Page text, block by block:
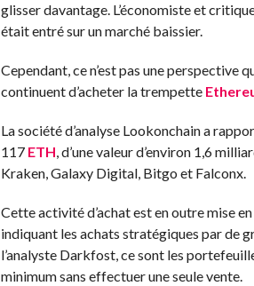
glisser davantage. L’économiste et
était entré sur un marché baissier.
Cependant, ce n’est pas une perspective
continuent d’acheter la trempette
La société d’analyse Lookonchain a
117 ETH, d’une valeur d’environ 1,6
Kraken, Galaxy Digital, Bitgo et Falconx.
Cette activité d’achat est en outre mise
indiquant les achats stratégiques par de
l’analyste Darkfost, ce sont les
minimum sans effectuer une seule vente.